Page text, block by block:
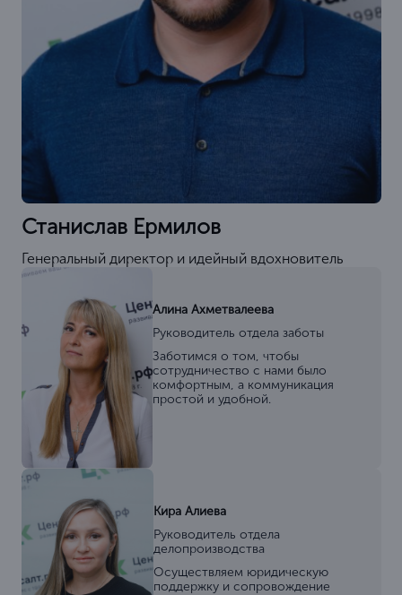
Станислав Ермилов
Генеральный директор и идейный вдохновитель
Алина Ахметвалеева
Руководитель отдела заботы
Заботимся о том, чтобы
сотрудничество с нами было
комфортным, а коммуникация
простой и удобной.
Кира Алиева
Руководитель отдела
делопроизводства
Осуществляем юридическую
поддержку и сопровождение